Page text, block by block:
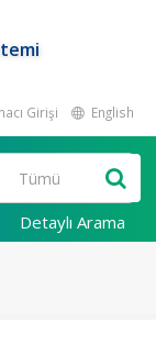
Girişi English
Detaylı Arama